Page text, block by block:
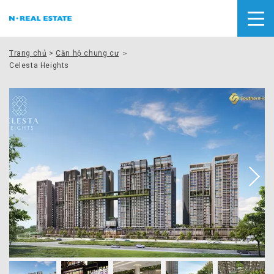
Trang chủ > Căn hộ chung cư＞
Celesta Heights